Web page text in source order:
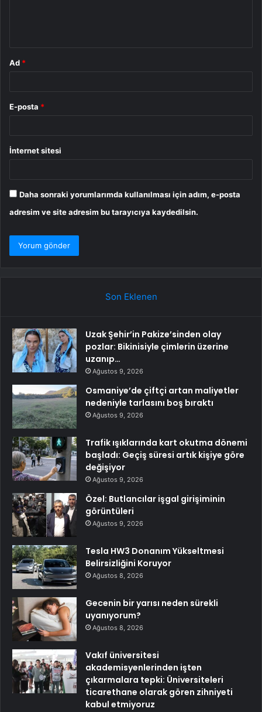
Ad *
E-posta *
İnternet sitesi
Daha sonraki yorumlarımda kullanılması için adım, e-posta
adresim ve site adresim bu tarayıcıya kaydedilsin.
Son Eklenen
Uzak Şehir’in Pakize’sinden olay
pozlar: Bikinisiyle çimlerin üzerine
uzanıp…
Ağustos 9, 2026
Osmaniye’de çiftçi artan maliyetler
nedeniyle tarlasını boş bıraktı
Ağustos 9, 2026
Trafik ışıklarında kart okutma dönemi
başladı: Geçiş süresi artık kişiye göre
değişiyor
Ağustos 9, 2026
Özel: Butlancılar işgal girişiminin
görüntüleri
Ağustos 9, 2026
Tesla HW3 Donanım Yükseltmesi
Belirsizliğini Koruyor
Ağustos 8, 2026
Gecenin bir yarısı neden sürekli
uyanıyorum?
Ağustos 8, 2026
Vakıf üniversitesi
akademisyenlerinden işten
çıkarmalara tepki: Üniversiteleri
ticarethane olarak gören zihniyeti
kabul etmiyoruz